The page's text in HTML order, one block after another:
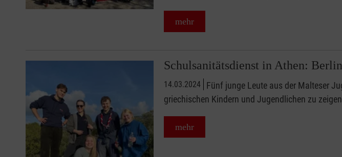
mehr
Schulsanitätsdienst in Athen:
14.03.2024
Fünf junge Leute aus der Malteser
griechischen Kindern und Jugendlichen zu
mehr